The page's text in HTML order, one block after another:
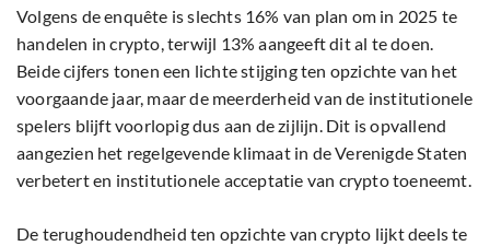
Volgens de enquête is slechts 16% van plan om in 2025 te
handelen in crypto, terwijl 13% aangeeft dit al te doen.
Beide cijfers tonen een lichte stijging ten opzichte van het
voorgaande jaar, maar de meerderheid van de institutionele
spelers blijft voorlopig dus aan de zijlijn. Dit is opvallend
aangezien het regelgevende klimaat in de Verenigde Staten
verbetert en institutionele acceptatie van crypto toeneemt.
De terughoudendheid ten opzichte van crypto lijkt deels te